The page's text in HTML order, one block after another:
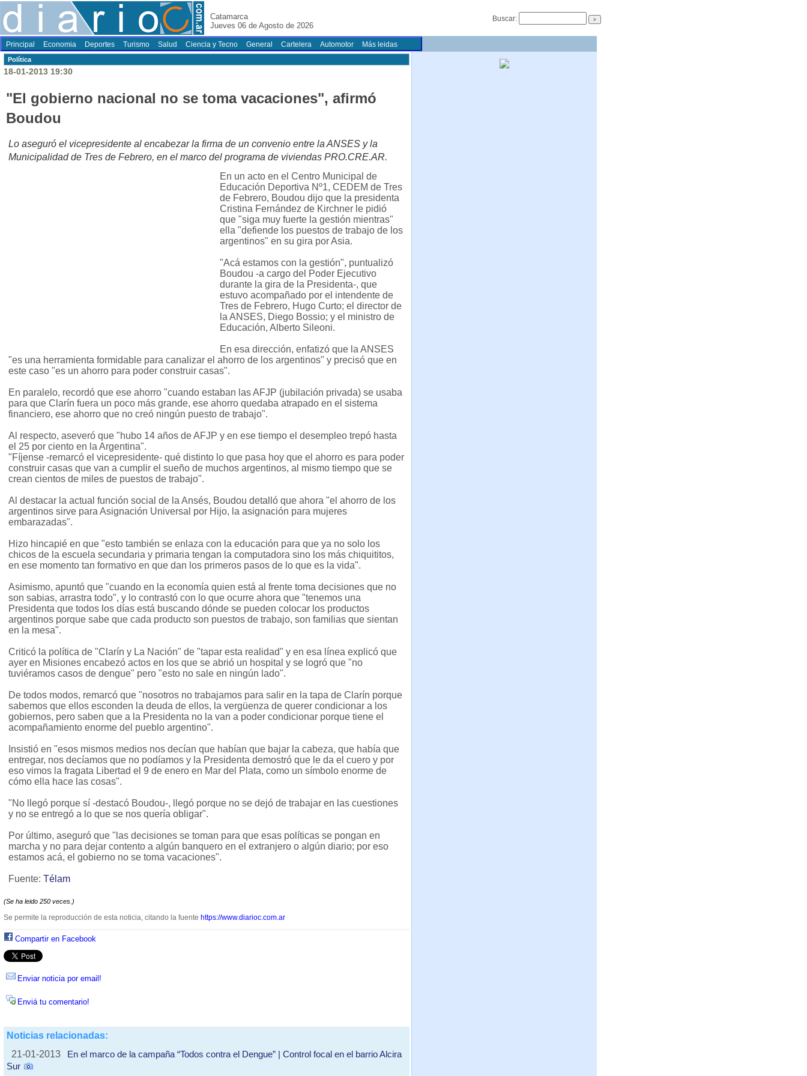
Catamarca
Jueves 06 de Agosto de 2026
Buscar:
Principal Economia Deportes Turismo Salud Ciencia y Tecno General Cartelera Automotor Más leidas
Polí­tica
18-01-2013 19:30
"El gobierno nacional no se toma vacaciones", afirmó
Boudou
Lo aseguró el vicepresidente al encabezar la firma de un convenio entre la ANSES y la
Municipalidad de Tres de Febrero, en el marco del programa de viviendas PRO.CRE.AR.
En un acto en el Centro Municipal de
Educación Deportiva Nº1, CEDEM de Tres
de Febrero, Boudou dijo que la presidenta
Cristina Fernández de Kirchner le pidió
que "siga muy fuerte la gestión mientras"
ella "defiende los puestos de trabajo de los
argentinos" en su gira por Asia.
"Acá estamos con la gestión", puntualizó
Boudou -a cargo del Poder Ejecutivo
durante la gira de la Presidenta-, que
estuvo acompañado por el intendente de
Tres de Febrero, Hugo Curto; el director de
la ANSES, Diego Bossio; y el ministro de
Educación, Alberto Sileoni.
En esa dirección, enfatizó que la ANSES
"es una herramienta formidable para canalizar el ahorro de los argentinos" y precisó que en
este caso "es un ahorro para poder construir casas".
En paralelo, recordó que ese ahorro "cuando estaban las AFJP (jubilación privada) se usaba
para que Clarín fuera un poco más grande, ese ahorro quedaba atrapado en el sistema
financiero, ese ahorro que no creó ningún puesto de trabajo".
Al respecto, aseveró que "hubo 14 años de AFJP y en ese tiempo el desempleo trepó hasta
el 25 por ciento en la Argentina".
"Fíjense -remarcó el vicepresidente- qué distinto lo que pasa hoy que el ahorro es para poder
construir casas que van a cumplir el sueño de muchos argentinos, al mismo tiempo que se
crean cientos de miles de puestos de trabajo".
Al destacar la actual función social de la Ansés, Boudou detalló que ahora "el ahorro de los
argentinos sirve para Asignación Universal por Hijo, la asignación para mujeres
embarazadas".
Hizo hincapié en que "esto también se enlaza con la educación para que ya no solo los
chicos de la escuela secundaria y primaria tengan la computadora sino los más chiquititos,
en ese momento tan formativo en que dan los primeros pasos de lo que es la vida".
Asimismo, apuntó que "cuando en la economía quien está al frente toma decisiones que no
son sabias, arrastra todo", y lo contrastó con lo que ocurre ahora que "tenemos una
Presidenta que todos los días está buscando dónde se pueden colocar los productos
argentinos porque sabe que cada producto son puestos de trabajo, son familias que sientan
en la mesa".
Criticó la política de "Clarín y La Nación" de "tapar esta realidad" y en esa línea explicó que
ayer en Misiones encabezó actos en los que se abrió un hospital y se logró que "no
tuviéramos casos de dengue" pero "esto no sale en ningún lado".
De todos modos, remarcó que "nosotros no trabajamos para salir en la tapa de Clarín porque
sabemos que ellos esconden la deuda de ellos, la vergüenza de querer condicionar a los
gobiernos, pero saben que a la Presidenta no la van a poder condicionar porque tiene el
acompañamiento enorme del pueblo argentino".
Insistió en "esos mismos medios nos decían que habían que bajar la cabeza, que había que
entregar, nos decíamos que no podíamos y la Presidenta demostró que le da el cuero y por
eso vimos la fragata Libertad el 9 de enero en Mar del Plata, como un símbolo enorme de
cómo ella hace las cosas".
"No llegó porque sí -destacó Boudou-, llegó porque no se dejó de trabajar en las cuestiones
y no se entregó a lo que se nos quería obligar".
Por último, aseguró que "las decisiones se toman para que esas políticas se pongan en
marcha y no para dejar contento a algún banquero en el extranjero o algún diario; por eso
estamos acá, el gobierno no se toma vacaciones".
Fuente: Télam
(Se ha leido 250 veces.)
Se permite la reproducción de esta noticia, citando la fuente https://www.diarioc.com.ar
Compartir en Facebook
Enviar noticia por email!
Enviá tu comentario!
Noticias relacionadas:
21-01-2013
En el marco de la campaña “Todos contra el Dengue” | Control focal en el barrio Alcira
Sur